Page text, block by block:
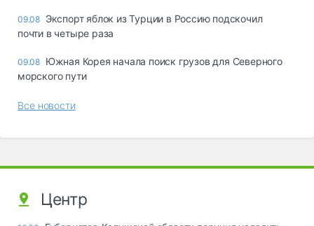
09.08 Экспорт яблок из Турции в Россию подскочил
почти в четыре раза
09.08 Южная Корея начала поиск грузов для Северного
морского пути
Все новости
Центр